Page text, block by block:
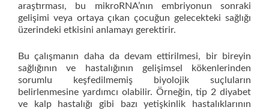
araştırması, bu mikroRNA’nın embriyonun sonraki
gelişimi veya ortaya çıkan çocuğun gelecekteki sağlığı
üzerindeki etkisini anlamayı gerektirir.
Bu çalışmanın daha da devam ettirilmesi, bir bireyin
sağlığının ve hastalığının gelişimsel kökenlerinden
sorumlu keşfedilmemiş biyolojik suçluların
belirlenmesine yardımcı olabilir. Örneğin, tip 2 diyabet
ve kalp hastalığı gibi bazı yetişkinlik hastalıklarının